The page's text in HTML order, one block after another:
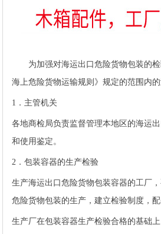
为加强对海运出口危险货物包装的检
海上危险货物运输规则》规定的范围内
1．主管机关
各地商检局负责监督管理本地区的海运
和使用鉴定。
2．包装容器的生产检验
生产海运出口危险货物包装容器的工厂
危险货物包装的生产，建立检验制度，
生产厂在包装容器生产检验合格的基础